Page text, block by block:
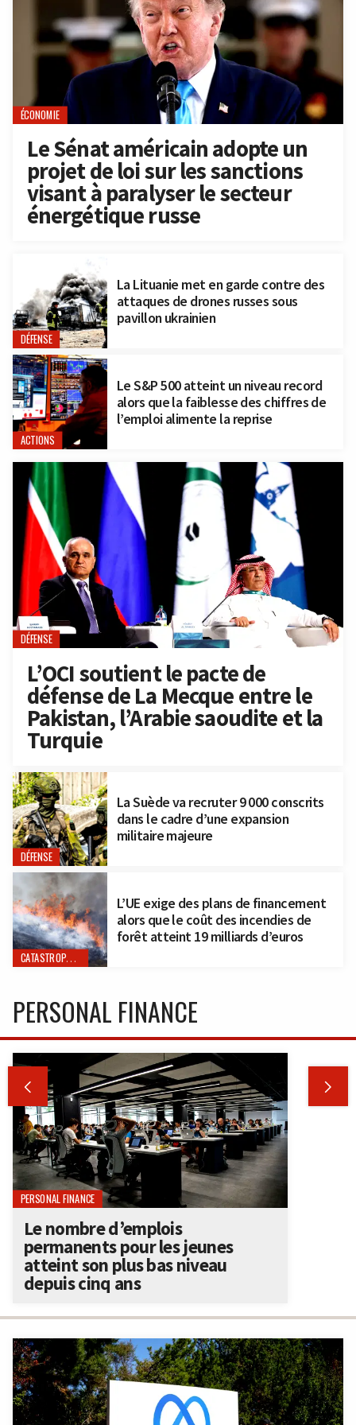
ÉCONOMIE
Le Sénat américain adopte un
projet de loi sur les sanctions
visant à paralyser le secteur
énergétique russe
DÉFENSE
La Lituanie met en garde contre des
attaques de drones russes sous
pavillon ukrainien
ACTIONS
Le S&P 500 atteint un niveau record
alors que la faiblesse des chiffres de
l’emploi alimente la reprise
DÉFENSE
L’OCI soutient le pacte de
défense de La Mecque entre le
Pakistan, l’Arabie saoudite et la
Turquie
DÉFENSE
La Suède va recruter 9 000 conscrits
dans le cadre d’une expansion
militaire majeure
CATASTROPHES NATURELLES
L’UE exige des plans de financement
alors que le coût des incendies de
forêt atteint 19 milliards d’euros
PERSONAL FINANCE
 
PERSONAL FINANCE
Le nombre d’emplois
permanents pour les jeunes
atteint son plus bas niveau
depuis cinq ans